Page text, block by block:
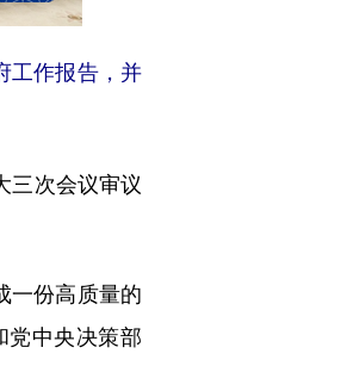
工作报告，并
次会议审议
一份高质量的
党中央决策部